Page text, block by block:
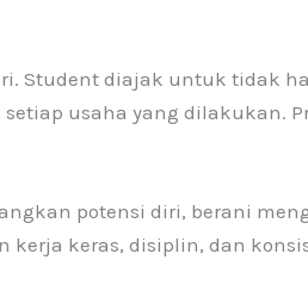
Student diajak untuk tidak
usaha yang dilakukan.
potensi diri, berani
kerja keras, disiplin, dan